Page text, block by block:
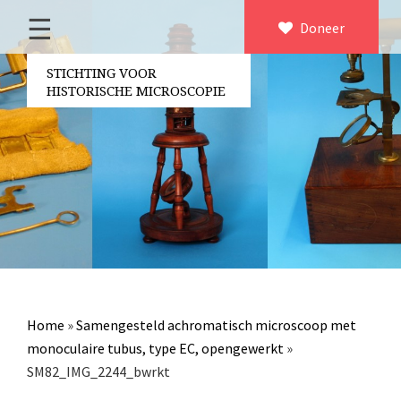
×
Home
Over ons
Contact
Bestuur
Vrijwilligers
Partners
Jaarverslagen
Microscopen
Overige optische instrumenten
Elektrische meetapparatuur
Doneer
☰
STICHTING VOOR
HISTORISCHE MICROSCOPIE
Home »Samengesteld achromatisch microscoop met
monoculaire tubus, type EC, opengewerkt »
SM82_IMG_2244_bwrkt